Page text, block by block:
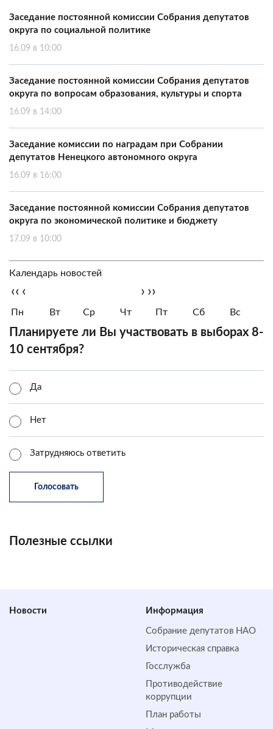
Заседание постоянной комиссии Собрания депутатов
округа по социальной политике
16.09 в 10:00
Заседание постоянной комиссии Собрания депутатов
округа по вопросам образования, культуры и спорта
16.09 в 14:00
Заседание комиссии по наградам при Собрании
депутатов Ненецкого автономного округа
16.09 в 16:00
Заседание постоянной комиссии Собрания депутатов
округа по экономической политике и бюджету
17.09 в 10:00
Календарь новостей
‹‹ ‹ › ››
Пн Вт Ср Чт Пт Сб Вс
Планируете ли Вы участвовать в выборах 8-
10 сентября?
Да
Нет
Затрудняюсь ответить
Полезные ссылки
Новости Информация
Собрание депутатов НАО
Историческая справка
Госслужба
Противодействие
коррупции
План работы